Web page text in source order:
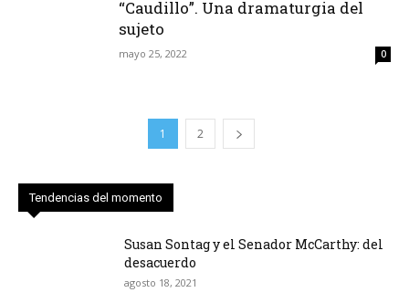
“Caudillo”. Una dramaturgia del
sujeto
mayo 25, 2022 0
1 2
Tendencias del momento
Susan Sontag y el Senador McCarthy: del
desacuerdo
agosto 18, 2021